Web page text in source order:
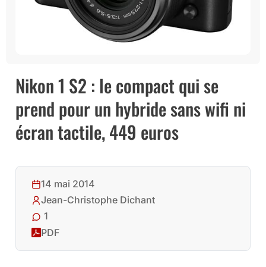
Nikon 1 S2 : le compact qui se
prend pour un hybride sans wifi ni
écran tactile, 449 euros
14 mai 2014
Jean-Christophe Dichant
1
PDF